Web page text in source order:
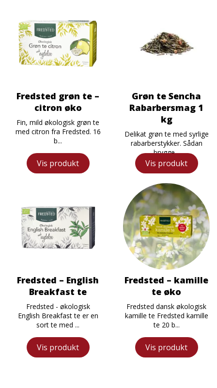
Fredsted grøn te –
citron øko
Fin, mild økologisk grøn te
med citron fra Fredsted. 16
b...
Vis produkt
Grøn te Sencha
Rabarbersmag 1
kg
Delikat grøn te med syrlige
rabarberstykker. Sådan
brygge...
Vis produkt
Fredsted – English
Breakfast te
Fredsted - økologisk
English Breakfast te er en
sort te med ...
Vis produkt
Fredsted – kamille
te øko
Fredsted dansk økologisk
kamille te Fredsted kamille
te 20 b...
Vis produkt